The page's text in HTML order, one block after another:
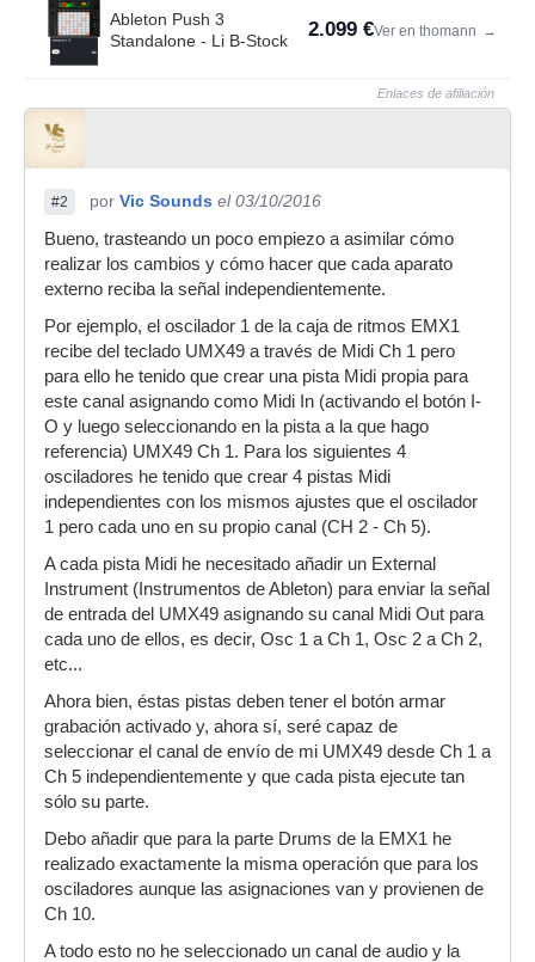
Ableton Push 3
Standalone - Li B-Stock
2.099 €Ver en thomann →
Enlaces de afiliación
#2 por Vic Sounds el 03/10/2016
Bueno, trasteando un poco empiezo a asimilar cómo
realizar los cambios y cómo hacer que cada aparato
externo reciba la señal independientemente.
Por ejemplo, el oscilador 1 de la caja de ritmos EMX1
recibe del teclado UMX49 a través de Midi Ch 1 pero
para ello he tenido que crear una pista Midi propia para
este canal asignando como Midi In (activando el botón I-
O y luego seleccionando en la pista a la que hago
referencia) UMX49 Ch 1. Para los siguientes 4
osciladores he tenido que crear 4 pistas Midi
independientes con los mismos ajustes que el oscilador
1 pero cada uno en su propio canal (CH 2 - Ch 5).
A cada pista Midi he necesitado añadir un External
Instrument (Instrumentos de Ableton) para enviar la señal
de entrada del UMX49 asignando su canal Midi Out para
cada uno de ellos, es decir, Osc 1 a Ch 1, Osc 2 a Ch 2,
etc...
Ahora bien, éstas pistas deben tener el botón armar
grabación activado y, ahora sí, seré capaz de
seleccionar el canal de envío de mi UMX49 desde Ch 1 a
Ch 5 independientemente y que cada pista ejecute tan
sólo su parte.
Debo añadir que para la parte Drums de la EMX1 he
realizado exactamente la misma operación que para los
osciladores aunque las asignaciones van y provienen de
Ch 10.
A todo esto no he seleccionado un canal de audio y la